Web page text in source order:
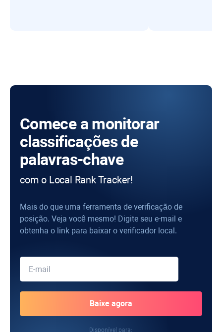
Comece a monitorar
classificações de
palavras-chave
com o Local Rank Tracker!
Mais do que uma ferramenta de verificação de
posição. Veja você mesmo! Digite seu e-mail e
obtenha o link para baixar o verificador local.
Disponível para: